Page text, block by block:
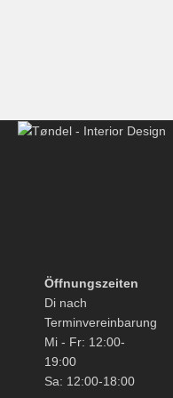
Öffnungszeiten
Di nach
Terminvereinbarung
Mi - Fr: 12:00-
19:00
Sa: 12:00-18:00